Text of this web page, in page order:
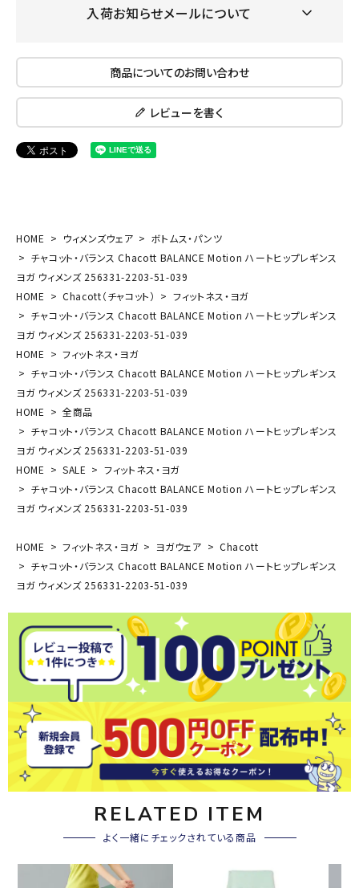
入荷お知らせメールについて
商品についてのお問い合わせ
レビューを書く
HOME ウィメンズウェア
ボトムス・パンツ
チャコット・バランス Chacott BALANCE Motion ハートヒップレギンス
ヨガ ウィメンズ 256331-2203-51-039
HOME
Chacott（チャコット）
フィットネス・ヨガ
チャコット・バランス Chacott BALANCE Motion ハートヒップレギンス
ヨガ ウィメンズ 256331-2203-51-039
HOME
フィットネス・ヨガ
チャコット・バランス Chacott BALANCE Motion ハートヒップレギンス
ヨガ ウィメンズ 256331-2203-51-039
HOME
全商品
チャコット・バランス Chacott BALANCE Motion ハートヒップレギンス
ヨガ ウィメンズ 256331-2203-51-039
HOME
SALE
フィットネス・ヨガ
チャコット・バランス Chacott BALANCE Motion ハートヒップレギンス
ヨガ ウィメンズ 256331-2203-51-039
HOME フィットネス・ヨガ ヨガウェア
Chacott
チャコット・バランス Chacott BALANCE Motion ハートヒップレギンス
ヨガ ウィメンズ 256331-2203-51-039
RELATED ITEM
よく一緒にチェックされている商品